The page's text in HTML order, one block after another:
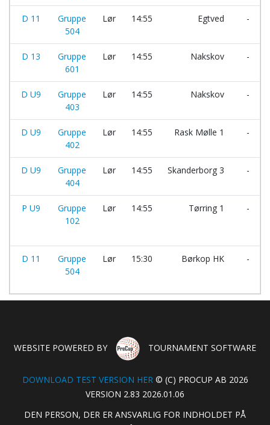
D 11
Gruppe
504
Lør 14:55 Egtved -
D 13
Gruppe
601
Lør 14:55 Nakskov -
D U9
Gruppe
403
Lør 14:55 Nakskov -
D U9
Gruppe
402
Lør 14:55 Rask Mølle 1 -
D U9
Gruppe
404
Lør 14:55 Skanderborg 3 -
P U9
Gruppe
102
Lør 14:55 Tørring 1 -
D 11
Gruppe
504
Lør 15:30 Børkop HK -
WEBSITE POWERED BY TOURNAMENT SOFTWARE
DOWNLOAD TEST VERSION HER© (C) PROCUP AB 2026
VERSION 2.83 2026.01.06
DEN PERSON, DER ER ANSVARLIG FOR INDHOLDET PÅ